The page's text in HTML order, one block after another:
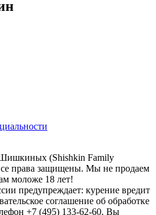
(Shishkin Family
права защищены. Мы не продаем
моложе 18 лет!
предупреждает: курение вредит
соглашение об обработке
+7 (495) 133-62-60. Вы